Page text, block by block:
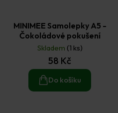
MINIMEE Samolepky A5 -
Čokoládové pokušení
Skladem (1 ks)
58 Kč
Do košíku